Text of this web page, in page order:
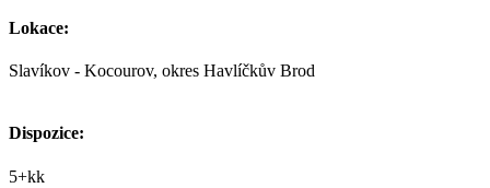
Lokace:
Slavíkov - Kocourov, okres Havlíčkův Brod
Dispozice:
5+kk